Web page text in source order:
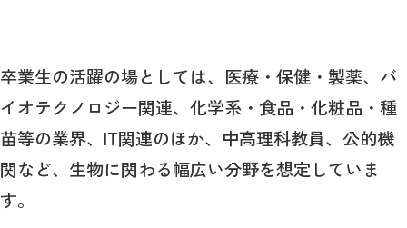
卒業生の活躍の場としては、医療・保健・製薬、バ
イオテクノロジー関連、化学系・食品・化粧品・種
苗等の業界、IT関連のほか、中高理科教員、公的機
関など、生物に関わる幅広い分野を想定していま
す。